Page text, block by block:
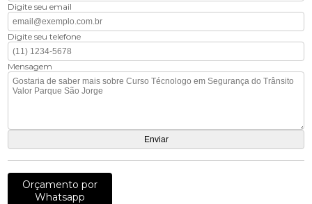
Digite seu email
Digite seu telefone
Mensagem
Orçamento por
Whatsapp